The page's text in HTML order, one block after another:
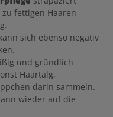
fettigen Haaren
sich ebenso negativ
und gründlich
Haartalg,
darin sammeln.
wieder auf die